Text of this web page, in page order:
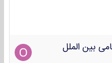
بین الملل
21
آذر